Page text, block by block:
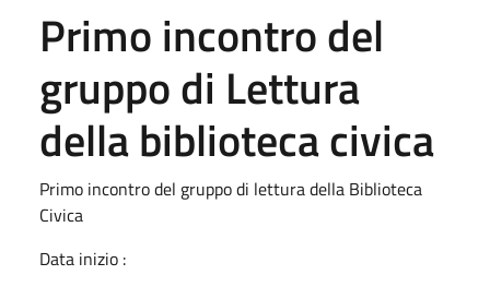
Primo incontro del
gruppo di Lettura
della biblioteca civica
Primo incontro del gruppo di lettura della Biblioteca
Civica
Data inizio :